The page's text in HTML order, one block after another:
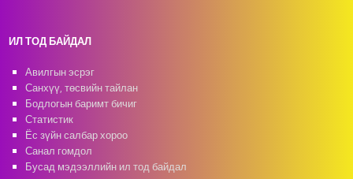
ИЛ ТОД БАЙДАЛ
Авилгын эсрэг
Санхүү, төсвийн тайлан
Бодлогын баримт бичиг
Статистик
Ёс зүйн салбар хороо
Санал гомдол
Бусад мэдээллийн ил тод байдал